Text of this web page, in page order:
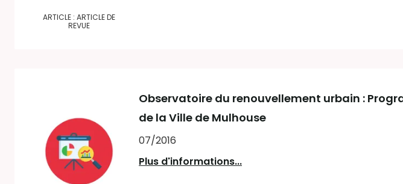
ARTICLE : ARTICLE DE
REVUE
Observatoire du renouvellement urbain :
de la Ville de Mulhouse
07/2016
Plus d'informations...